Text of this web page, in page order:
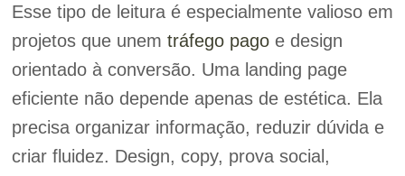
Esse tipo de leitura é especialmente valioso em
projetos que unem tráfego pagoe design
orientado à conversão. Uma landing page
eficiente não depende apenas de estética. Ela
precisa organizar informação, reduzir dúvida e
criar fluidez. Design, copy, prova social,